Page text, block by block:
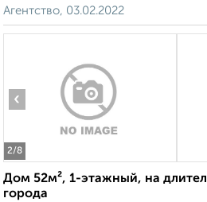
Агентство, 03.02.2022
2/8
‹
Дом 52м², 1-этажный, на
города